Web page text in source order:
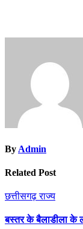
By Admin
Related Post
छत्तीसगढ़राज्य
बस्तर के बैलाडीला के